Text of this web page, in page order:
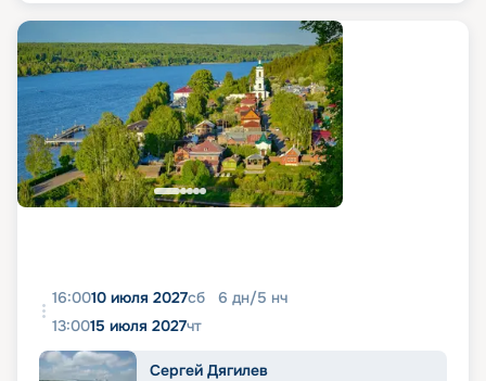
16:0010 июля 2027сб 6 дн/5 нч
13:0015 июля 2027чт
Сергей Дягилев